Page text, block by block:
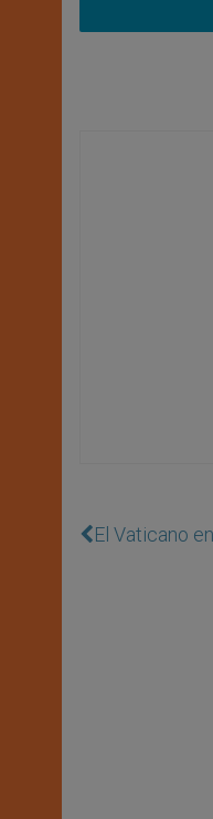
El Vaticano